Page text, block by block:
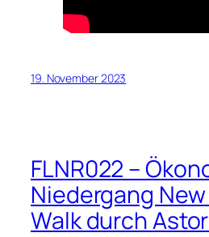
19. November 2023
FLNR022 –
Niedergang New
Walk durch